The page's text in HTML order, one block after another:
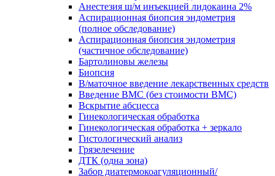
Анестезия ш/м инъекцией лидокаина 2%
Аспирационная биопсия эндометрия
(полное обследование)
Аспирационная биопсия эндометрия
(частичное обследование)
Бартолиновы железы
Биопсия
В/маточное введение лекарственных средств
Введение ВМС (без стоимости ВМС)
Вскрытие абсцесса
Гинекологическая обработка
Гинекологическая обработка + зеркало
Гистологический анализ
Грязелечение
ДТК (одна зона)
Забор диатермокоагуляционный/